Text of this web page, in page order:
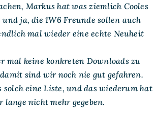
Markus hat was ziemlich Cooles
ja, die 1W6 Freunde sollen auch
mal wieder eine echte Neuheit
mal keine konkreten Downloads zu
sind wir noch nie gut gefahren.
solch eine Liste, und das wiederum hat
lange nicht mehr gegeben.